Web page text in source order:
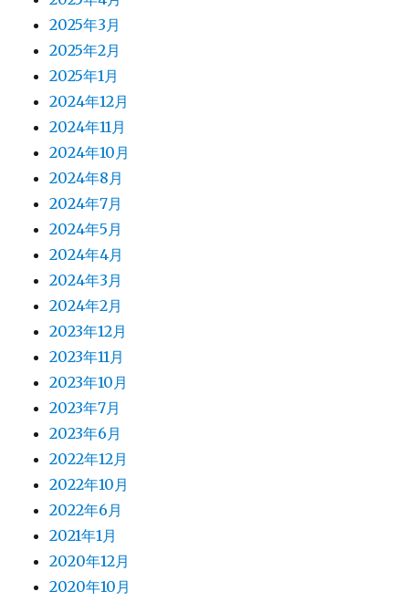
2025年3月
2025年2月
2025年1月
2024年12月
2024年11月
2024年10月
2024年8月
2024年7月
2024年5月
2024年4月
2024年3月
2024年2月
2023年12月
2023年11月
2023年10月
2023年7月
2023年6月
2022年12月
2022年10月
2022年6月
2021年1月
2020年12月
2020年10月